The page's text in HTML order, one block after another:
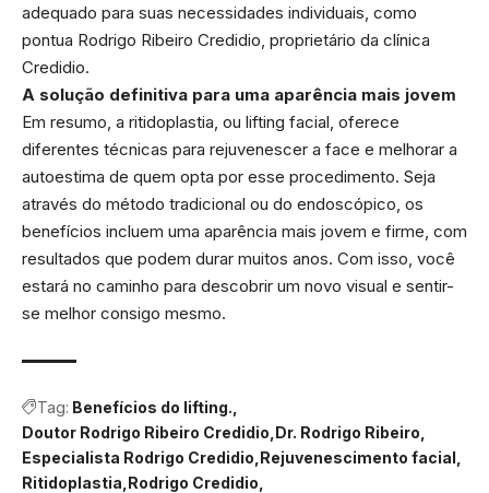
adequado para suas necessidades individuais, como
pontua Rodrigo Ribeiro Credidio, proprietário da clínica
Credidio.
A solução definitiva para uma aparência mais jovem
Em resumo, a ritidoplastia, ou lifting facial, oferece
diferentes técnicas para rejuvenescer a face e melhorar a
autoestima de quem opta por esse procedimento. Seja
através do método tradicional ou do endoscópico, os
benefícios incluem uma aparência mais jovem e firme, com
resultados que podem durar muitos anos. Com isso, você
estará no caminho para descobrir um novo visual e sentir-
se melhor consigo mesmo.
Tag: Benefícios do lifting.
Doutor Rodrigo Ribeiro Credidio Dr. Rodrigo Ribeiro
Especialista Rodrigo Credidio Rejuvenescimento facial
Ritidoplastia Rodrigo Credidio